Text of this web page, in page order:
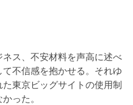
ス、不安材料を声高に述べ
不信感を抱かせる。それゆ
東京ビッグサイトの使用制
った。